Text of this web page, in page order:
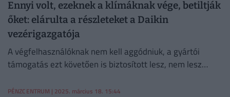
Ennyi volt, ezeknek a klímáknak vége, betiltják
őket: elárulta a részleteket a Daikin
vezérigazgatója
A végfelhasználóknak nem kell aggódniuk, a gyártói
támogatás ezt követően is biztosított lesz, nem lesz
elérhetőeségével sem.
PÉNZCENTRUM | 2025. március 18. 15:44